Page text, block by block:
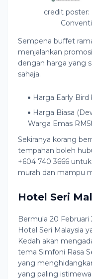
credit poster:
Sempena buffet
menjalankan
dengan harga yang
sahaja.
Harga Early Bird
Harga Biasa
Warga Emas
Sekiranya korang
tempahan boleh
+604 740 3666
murah dan mampu
Hotel Seri
Bermula 20 Februari
Hotel Seri Malaysia
Kedah akan
tema Simfoni Rasa
yang
yang paling